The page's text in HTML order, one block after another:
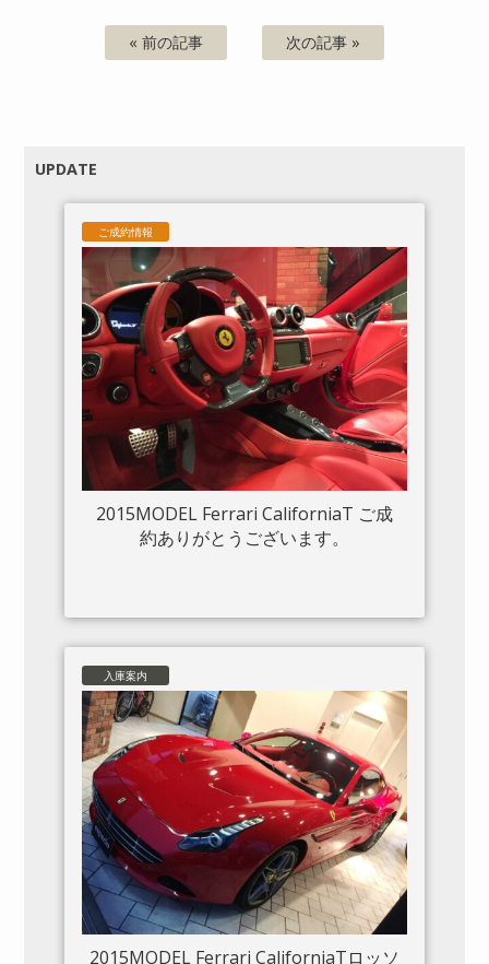
« 前の記事 次の記事 »
UPDATE
ご成約情報
2015MODEL Ferrari CaliforniaT ご成
約ありがとうございます。
入庫案内
2015MODEL Ferrari CaliforniaTロッソ